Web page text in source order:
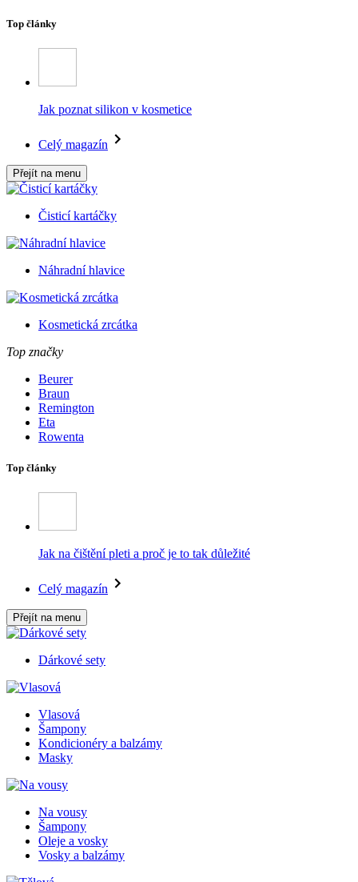
Top články
Jak poznat silikon v kosmetice
Celý magazín
Přejít na menu
Čisticí kartáčky
Náhradní hlavice
Kosmetická zrcátka
Top značky
Beurer
Braun
Remington
Eta
Rowenta
Top články
Jak na čištění pleti a proč je to tak důležité
Celý magazín
Přejít na menu
Dárkové sety
Vlasová
Šampony
Kondicionéry a balzámy
Masky
Na vousy
Šampony
Oleje a vosky
Vosky a balzámy